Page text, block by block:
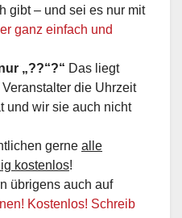
gibt – und sei es nur mit
ganz einfach und
„??“?“ Das liegt
die Uhrzeit
und wir sie auch nicht
gerne alle
kostenlos!
übrigens auch auf
Kostenlos! Schreib